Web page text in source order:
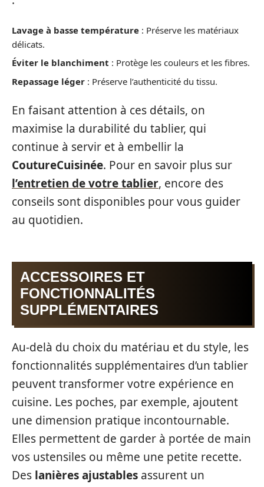
Lavage à basse température : Préserve les matériaux
délicats.
Éviter le blanchiment : Protège les couleurs et les fibres.
Repassage léger : Préserve l’authenticité du tissu.
En faisant attention à ces détails, on
maximise la durabilité du tablier, qui
continue à servir et à embellir la
CoutureCuisinée. Pour en savoir plus sur
l’entretien de votre tablier, encore des
conseils sont disponibles pour vous guider
au quotidien.
ACCESSOIRES ET
FONCTIONNALITÉS
SUPPLÉMENTAIRES
Au-delà du choix du matériau et du style, les
fonctionnalités supplémentaires d’un tablier
peuvent transformer votre expérience en
cuisine. Les poches, par exemple, ajoutent
une dimension pratique incontournable.
Elles permettent de garder à portée de main
vos ustensiles ou même une petite recette.
Des lanières ajustables assurent un